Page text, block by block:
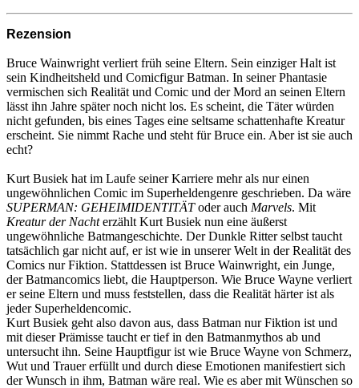
Rezension
Bruce Wainwright verliert früh seine Eltern. Sein einziger Halt ist
sein Kindheitsheld und Comicfigur Batman. In seiner Phantasie
vermischen sich Realität und Comic und der Mord an seinen Eltern
lässt ihn Jahre später noch nicht los. Es scheint, die Täter würden
nicht gefunden, bis eines Tages eine seltsame schattenhafte Kreatur
erscheint. Sie nimmt Rache und steht für Bruce ein. Aber ist sie auch
echt?
Kurt Busiek hat im Laufe seiner Karriere mehr als nur einen
ungewöhnlichen Comic im Superheldengenre geschrieben. Da wäre
SUPERMAN: GEHEIMIDENTITÄToder auch Marvels. Mit
Kreatur der Nachterzählt Kurt Busiek nun eine äußerst
ungewöhnliche Batmangeschichte. Der Dunkle Ritter selbst taucht
tatsächlich gar nicht auf, er ist wie in unserer Welt in der Realität des
Comics nur Fiktion. Stattdessen ist Bruce Wainwright, ein Junge,
der Batmancomics liebt, die Hauptperson. Wie Bruce Wayne verliert
er seine Eltern und muss feststellen, dass die Realität härter ist als
jeder Superheldencomic.
Kurt Busiek geht also davon aus, dass Batman nur Fiktion ist und
mit dieser Prämisse taucht er tief in den Batmanmythos ab und
untersucht ihn. Seine Hauptfigur ist wie Bruce Wayne von Schmerz,
Wut und Trauer erfüllt und durch diese Emotionen manifestiert sich
der Wunsch in ihm, Batman wäre real. Wie es aber mit Wünschen so